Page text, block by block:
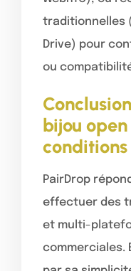
traditionnelles
Drive) pour
ou
bijou open
conditions
PairDrop
effectuer des
et multi-
commerciales.